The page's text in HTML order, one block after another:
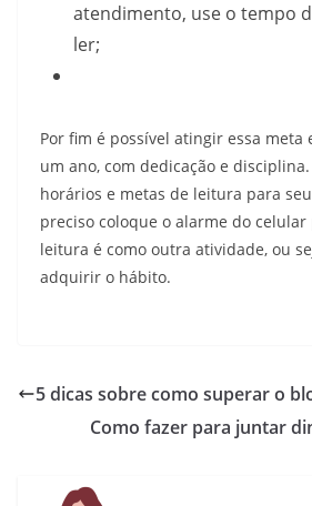
atendimento, use o tempo
ler;
Por fim é possível atingir essa meta
um ano, com dedicação e
horários e metas de leitura para
preciso coloque o alarme do
leitura é como outra atividade, ou
adquirir o hábito.
5 dicas sobre como superar o
Como fazer para juntar